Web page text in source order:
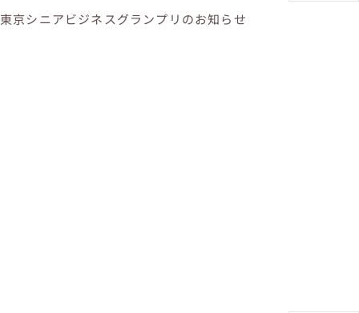
東京シニアビジネスグランプリのお知らせ